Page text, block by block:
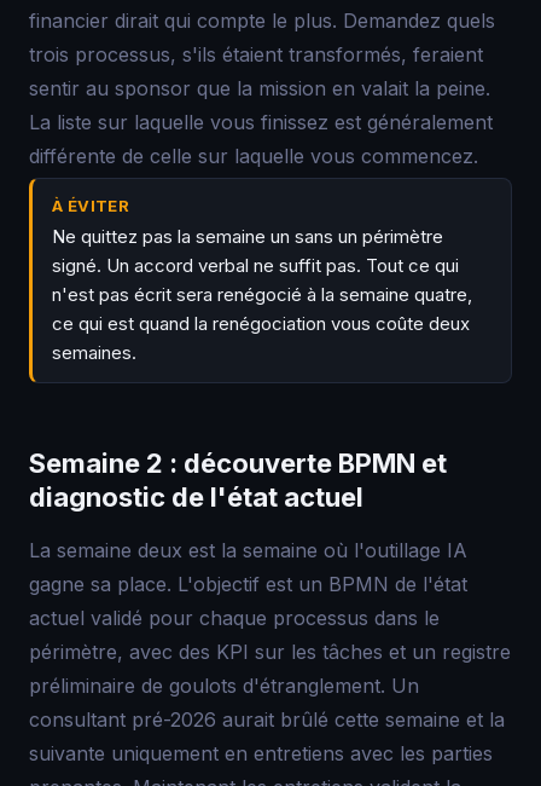
financier dirait qui compte le plus. Demandez quels
trois processus, s'ils étaient transformés, feraient
sentir au sponsor que la mission en valait la peine.
La liste sur laquelle vous finissez est généralement
différente de celle sur laquelle vous commencez.
À ÉVITER
Ne quittez pas la semaine un sans un périmètre
signé. Un accord verbal ne suffit pas. Tout ce qui
n'est pas écrit sera renégocié à la semaine quatre,
ce qui est quand la renégociation vous coûte deux
semaines.
Semaine 2 : découverte BPMN et
diagnostic de l'état actuel
La semaine deux est la semaine où l'outillage IA
gagne sa place. L'objectif est un BPMN de l'état
actuel validé pour chaque processus dans le
périmètre, avec des KPI sur les tâches et un registre
préliminaire de goulots d'étranglement. Un
consultant pré-2026 aurait brûlé cette semaine et la
suivante uniquement en entretiens avec les parties